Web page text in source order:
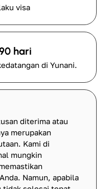
visa
hari
di Yunani.
diterima atau
merupakan
Kami di
mungkin
Namun, apabila